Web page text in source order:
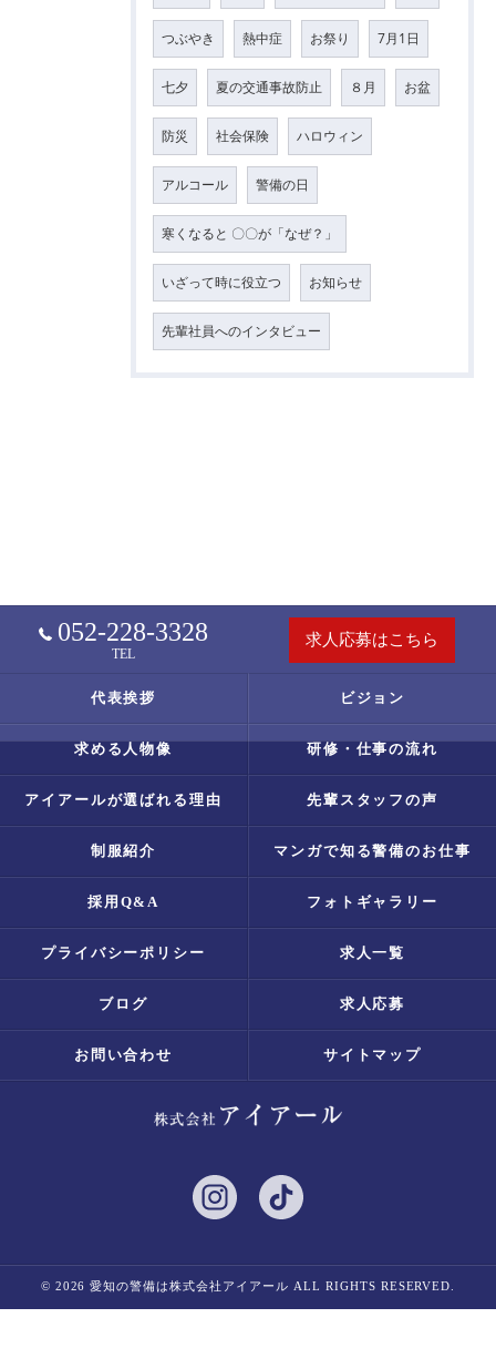
つぶやき 熱中症 お祭り 7月1日
七夕 夏の交通事故防止 ８月 お盆
防災 社会保険 ハロウィン
アルコール 警備の日
寒くなると 〇〇が「なぜ？」
いざって時に役立つ お知らせ
先輩社員へのインタビュー
052-228-3328
TEL
求人応募はこちら
代表挨拶 ビジョン
求める人物像 研修・仕事の流れ
アイアールが選ばれる理由 先輩スタッフの声
制服紹介 マンガで知る警備のお仕事
採用Q&A フォトギャラリー
プライバシーポリシー 求人一覧
ブログ 求人応募
お問い合わせ サイトマップ
© 2026 愛知の警備は株式会社アイアール ALL RIGHTS RESERVED.